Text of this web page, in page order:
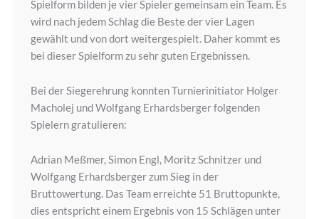
Spielform bilden je vier Spieler gemeinsam ein Team. Es
wird nach jedem Schlag die Beste der vier Lagen
gewählt und von dort weitergespielt. Daher kommt es
bei dieser Spielform zu sehr guten Ergebnissen.
Bei der Siegerehrung konnten Turnierinitiator Holger
Macholej und Wolfgang Erhardsberger folgenden
Spielern gratulieren:
Adrian Meßmer, Simon Engl, Moritz Schnitzer und
Wolfgang Erhardsberger zum Sieg in der
Bruttowertung. Das Team erreichte 51 Bruttopunkte,
dies entspricht einem Ergebnis von 15 Schlägen unter